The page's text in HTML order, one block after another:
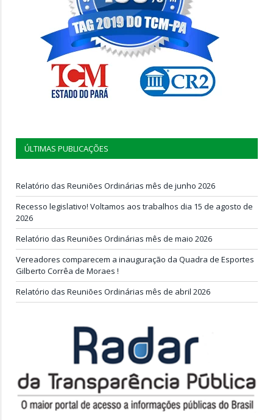
ÚLTIMAS PUBLICAÇÕES
Relatório das Reuniões Ordinárias mês de junho 2026
Recesso legislativo! Voltamos aos trabalhos dia 15 de agosto de
2026
Relatório das Reuniões Ordinárias mês de maio 2026
Vereadores comparecem a inauguração da Quadra de Esportes
Gilberto Corrêa de Moraes !
Relatório das Reuniões Ordinárias mês de abril 2026